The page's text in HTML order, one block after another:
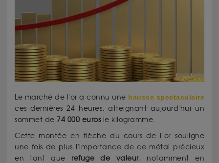
Le marché de l'or a connu une hausse spectaculaire
ces dernières 24 heures, atteignant aujourd'hui un
sommet de 74 000 eurosle kilogramme.
Cette montée en flèche du cours de l’or souligne
une fois de plus l'importance de ce métal précieux
en tant que refuge de valeur, notamment en